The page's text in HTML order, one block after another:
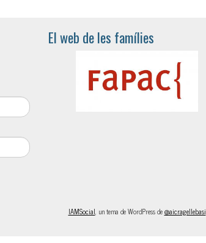
El web de les famílies
IAMSocial, un tema de WordPress de@aicragellebasi